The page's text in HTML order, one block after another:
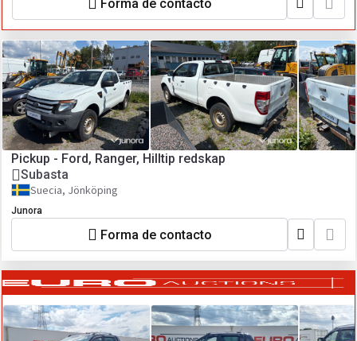
Forma de contacto
Pickup - Ford, Ranger, Hilltip redskap
Subasta
Suecia, Jönköping
Junora
Forma de contacto